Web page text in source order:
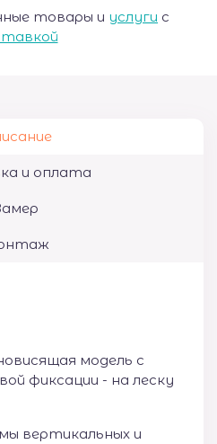
товары и услуги с
и оплата
модель с
фиксации - на леску
вертикальных и